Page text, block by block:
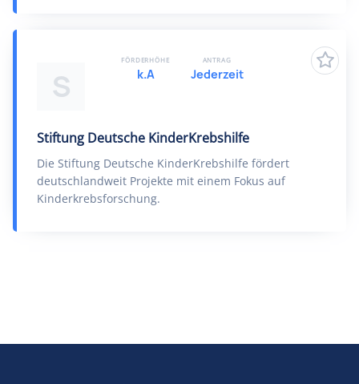
S
Stiftung Deutsche KinderKrebshilfe
Die Stiftung Deutsche KinderKrebshilfe fördert
deutschlandweit Projekte mit einem Fokus auf
Kinderkrebsforschung.
FÖRDERHÖHE
k.A
ANTRAG
Jederzeit